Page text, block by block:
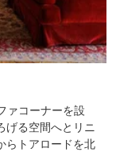
ァコーナーを設
げる空間へとリニ
らトアロードを北